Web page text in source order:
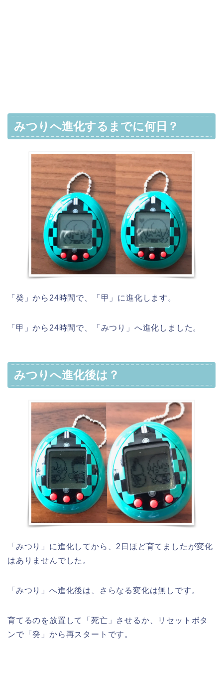
みつりへ進化するまでに何日？
「癸」から24時間で、「甲」に進化します。
「甲」から24時間で、「みつり」へ進化しました。
みつりへ進化後は？
「みつり」に進化してから、2日ほど育てましたが変化
はありませんでした。
「みつり」へ進化後は、さらなる変化は無しです。
育てるのを放置して「死亡」させるか、リセットボタ
ンで「癸」から再スタートです。